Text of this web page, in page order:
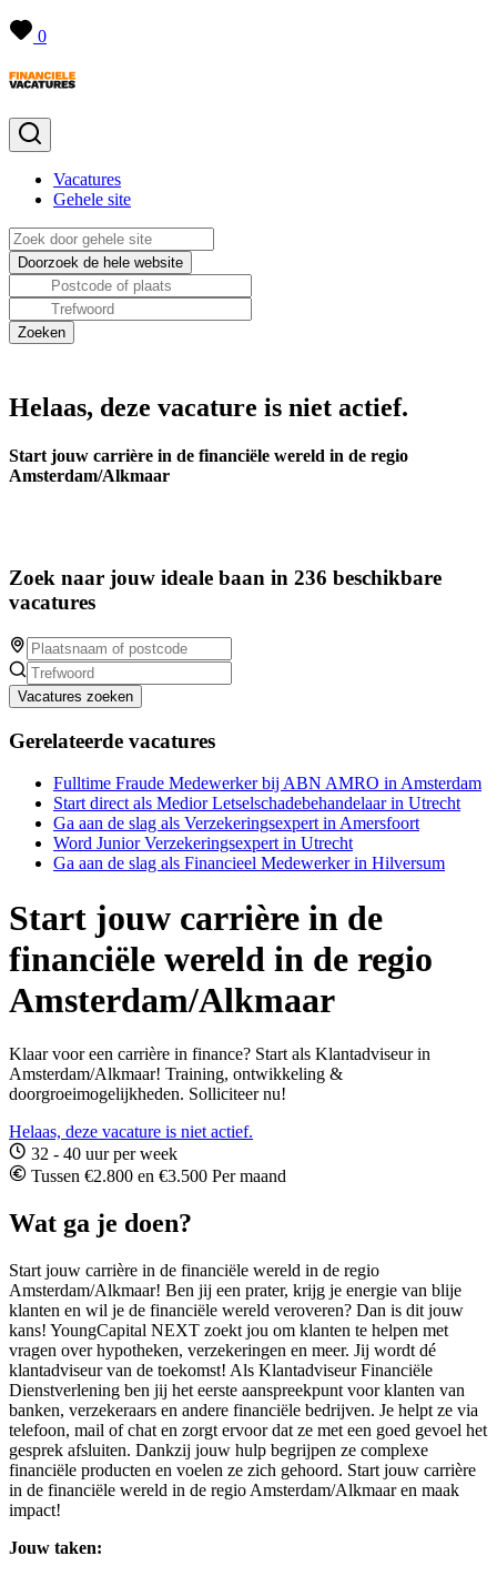
0
Vacatures
Gehele site
Helaas, deze vacature is niet actief.
Start jouw carrière in de financiële wereld in de regio
Amsterdam/Alkmaar
Zoek naar jouw ideale baan in 236 beschikbare
vacatures
Vacatures zoeken
Gerelateerde vacatures
Fulltime Fraude Medewerker bij ABN AMRO in Amsterdam
Start direct als Medior Letselschadebehandelaar in Utrecht
Ga aan de slag als Verzekeringsexpert in Amersfoort
Word Junior Verzekeringsexpert in Utrecht
Ga aan de slag als Financieel Medewerker in Hilversum
Start jouw carrière in de
financiële wereld in de regio
Amsterdam/Alkmaar
Klaar voor een carrière in finance? Start als Klantadviseur in
Amsterdam/Alkmaar! Training, ontwikkeling &
doorgroeimogelijkheden. Solliciteer nu!
Helaas, deze vacature is niet actief.
32 - 40 uur per week
Tussen €2.800 en €3.500 Per maand
Wat ga je doen?
Start jouw carrière in de financiële wereld in de regio
Amsterdam/Alkmaar! Ben jij een prater, krijg je energie van blije
klanten en wil je de financiële wereld veroveren? Dan is dit jouw
kans! YoungCapital NEXT zoekt jou om klanten te helpen met
vragen over hypotheken, verzekeringen en meer. Jij wordt dé
klantadviseur van de toekomst! Als Klantadviseur Financiële
Dienstverlening ben jij het eerste aanspreekpunt voor klanten van
banken, verzekeraars en andere financiële bedrijven. Je helpt ze via
telefoon, mail of chat en zorgt ervoor dat ze met een goed gevoel het
gesprek afsluiten. Dankzij jouw hulp begrijpen ze complexe
financiële producten en voelen ze zich gehoord. Start jouw carrière
in de financiële wereld in de regio Amsterdam/Alkmaar en maak
impact!
Jouw taken: